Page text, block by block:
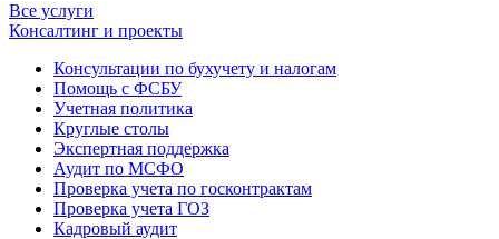
Все услуги
Консалтинг и проекты
Консультации по бухучету и налогам
Помощь с ФСБУ
Учетная политика
Круглые столы
Экспертная поддержка
Аудит по МСФО
Проверка учета по госконтрактам
Проверка учета ГОЗ
Кадровый аудит